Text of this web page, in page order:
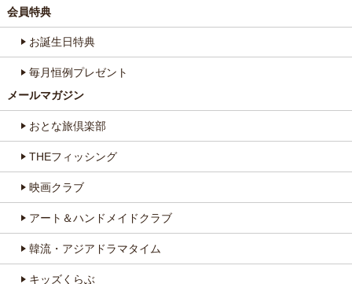
会員特典
お誕生日特典
毎月恒例プレゼント
メールマガジン
おとな旅倶楽部
THEフィッシング
映画クラブ
アート＆ハンドメイドクラブ
韓流・アジアドラマタイム
キッズくらぶ